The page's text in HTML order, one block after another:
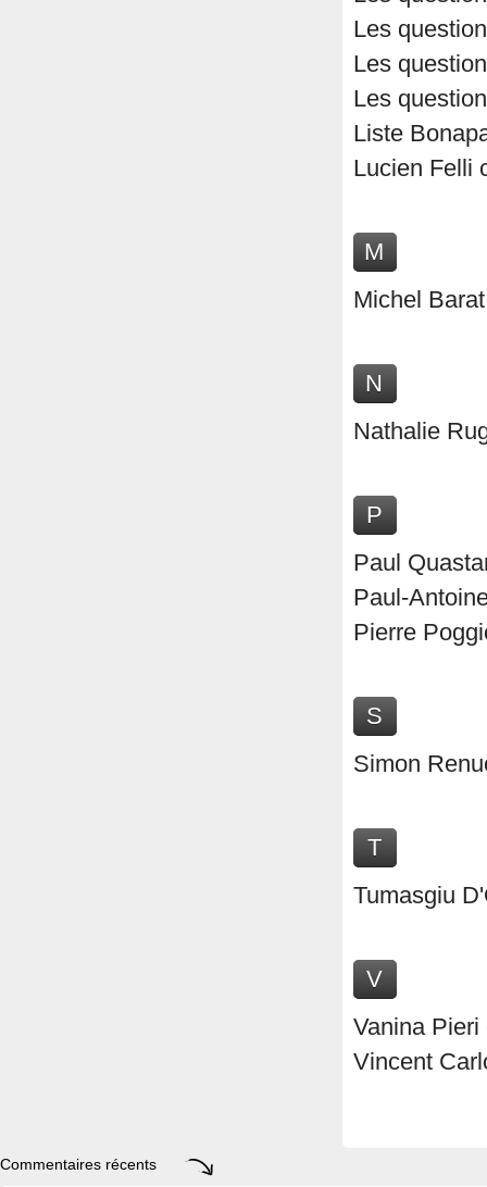
Les
Les
Les
Liste
Lucien Felli
M
Michel
N
Nathalie
P
Paul
Paul-
Pierre
S
Simon
T
Tumasgiu
V
Vanina Pieri
Vincent
Commentaires récents